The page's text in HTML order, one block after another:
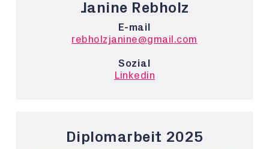
Janine Rebholz
E-mail
rebholzjanine@gmail.com
Sozial
Linkedin
Diplomarbeit 2025